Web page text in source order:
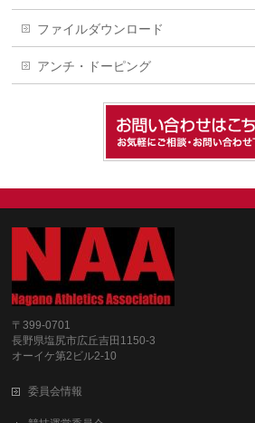
ファイルダウンロード
アンチ・ドーピング
〒399-0701
長野県塩尻市広丘吉田1150-3
オーイケ第2ビル2-10
委員会情報